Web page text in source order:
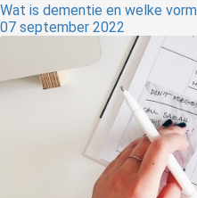
Wat is dementie en welke
07 september 2022